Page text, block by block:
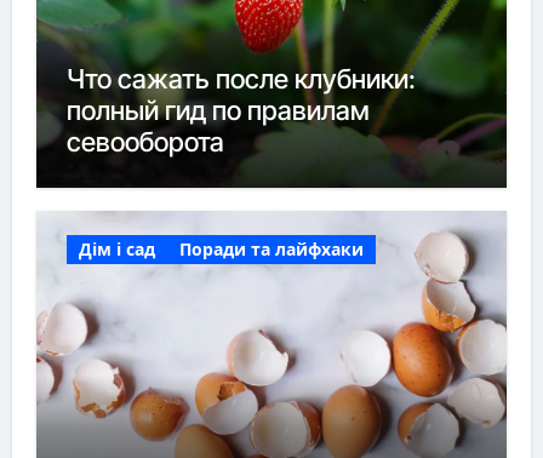
Что сажать после клубники:
полный гид по правилам
севооборота
Дім і сад Поради та лайфхаки